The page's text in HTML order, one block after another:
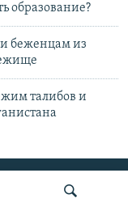
образование?
беженцам из
талибов и